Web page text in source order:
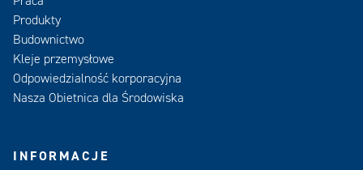
Produkty
Budownictwo
Kleje przemysłowe
Odpowiedzialność korporacyjna
Nasza Obietnica dla Środowiska
INFORMACJE